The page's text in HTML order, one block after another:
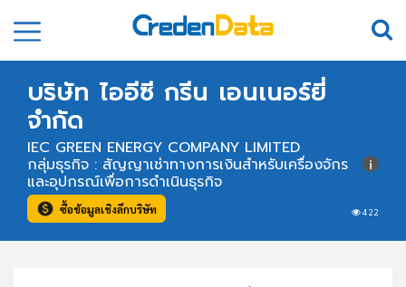
บริษัท ไออีซี กรีน เอนเนอร์ยี่
จำกัด
IEC GREEN ENERGY COMPANY LIMITED
422
กลุ่มธุรกิจ : สัญญาเช่าทางการเงินสำหรับเครื่องจักร
และอุปกรณ์เพื่อการดำเนินธุรกิจ
ซื้อข้อมูลเชิงลึกบริษัท